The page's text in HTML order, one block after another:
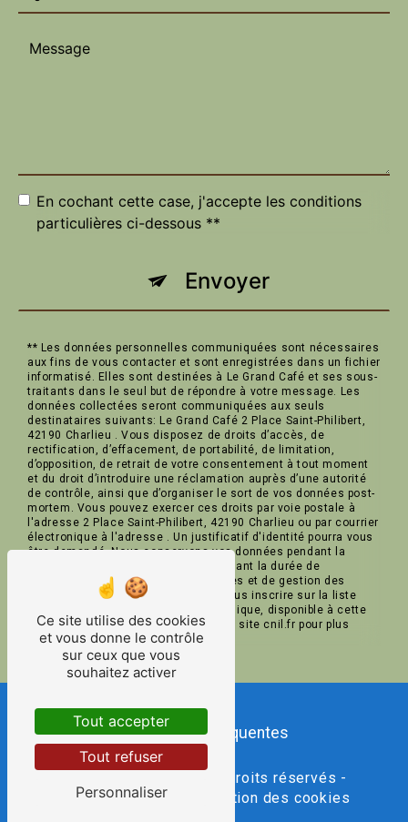
En cochant cette case, j'accepte les conditions
particulières ci-dessous **
Envoyer
** Les données personnelles communiquées sont nécessaires
aux fins de vous contacter et sont enregistrées dans un fichier
informatisé. Elles sont destinées à Le Grand Café et ses sous-
traitants dans le seul but de répondre à votre message. Les
données collectées seront communiquées aux seuls
destinataires suivants: Le Grand Café 2 Place Saint-Philibert,
42190 Charlieu . Vous disposez de droits d’accès, de
rectification, d’effacement, de portabilité, de limitation,
d’opposition, de retrait de votre consentement à tout moment
et du droit d’introduire une réclamation auprès d’une autorité
de contrôle, ainsi que d’organiser le sort de vos données post-
mortem. Vous pouvez exercer ces droits par voie postale à
l'adresse 2 Place Saint-Philibert, 42190 Charlieu ou par courrier
électronique à l'adresse . Un justificatif d'identité pourra vous
être demandé. Nous conservons vos données pendant la
période de prise de contact puis pendant la durée de
prescription légale aux fins probatoires et de gestion des
contentieux. Vous avez le droit de vous inscrire sur la liste
d'opposition au démarchage téléphonique, disponible à cette
adresse:Bloctel.gouv.fr. Consultez le site cnil.fr pour plus
d’informations sur vos droits.
Recherches fréquentes
- 2026 - Tous droits réservés -
Mentions légales
Gestion des cookies
Ce site utilise des cookies
et vous donne le contrôle
sur ceux que vous
souhaitez activer
Tout accepter
Tout refuser
Personnaliser